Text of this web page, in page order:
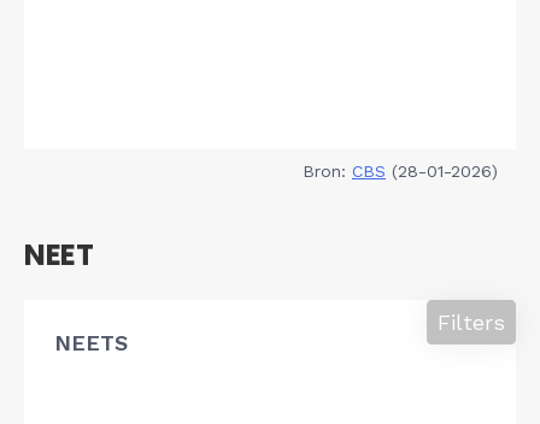
Bron: CBS (28-01-2026)
NEET
NEETS
Filters